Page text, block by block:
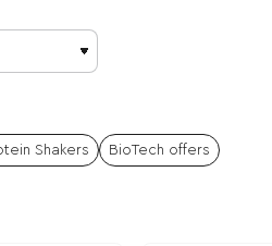
Shakers BioTech offers